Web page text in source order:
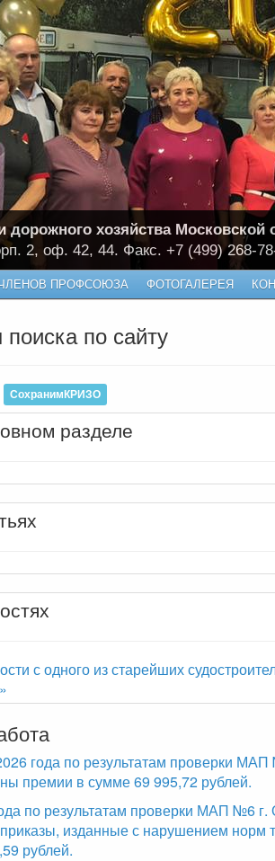
хозяйства Московской
2, оф. 42, 44. Факс. +7 (499) 268-
ПРОФСОЮЗА ФОТОГАЛЕРЕЯ
поиска по сайту
СохранимКРИЗО
разделе
с одного из старейших
года по результатам проверки
премии в сумме 69 995,72 рублей.
по результатам проверки МАП
изданные с нарушением норм
рублей.